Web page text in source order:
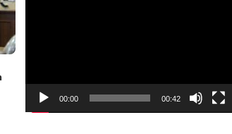
00:00 00:42